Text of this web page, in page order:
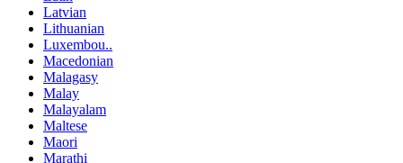
Latvian
Lithuanian
Luxembou..
Macedonian
Malagasy
Malay
Malayalam
Maltese
Maori
Marathi